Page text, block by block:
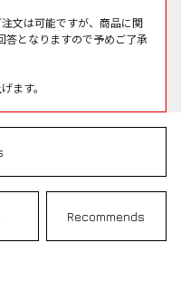
文は可能ですが、商品に関
答となりますので予めご了承
ます。
Recommends